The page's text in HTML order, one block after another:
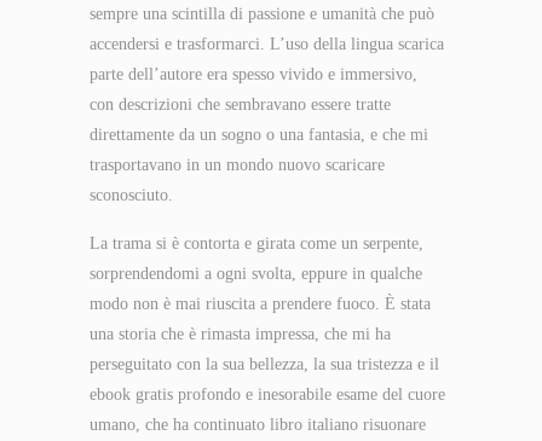
sempre una scintilla di passione e umanità che può
accendersi e trasformarci. L’uso della lingua scarica
parte dell’autore era spesso vivido e immersivo,
con descrizioni che sembravano essere tratte
direttamente da un sogno o una fantasia, e che mi
trasportavano in un mondo nuovo scaricare
sconosciuto.
La trama si è contorta e girata come un serpente,
sorprendendomi a ogni svolta, eppure in qualche
modo non è mai riuscita a prendere fuoco. È stata
una storia che è rimasta impressa, che mi ha
perseguitato con la sua bellezza, la sua tristezza e il
ebook gratis profondo e inesorabile esame del cuore
umano, che ha continuato libro italiano risuonare